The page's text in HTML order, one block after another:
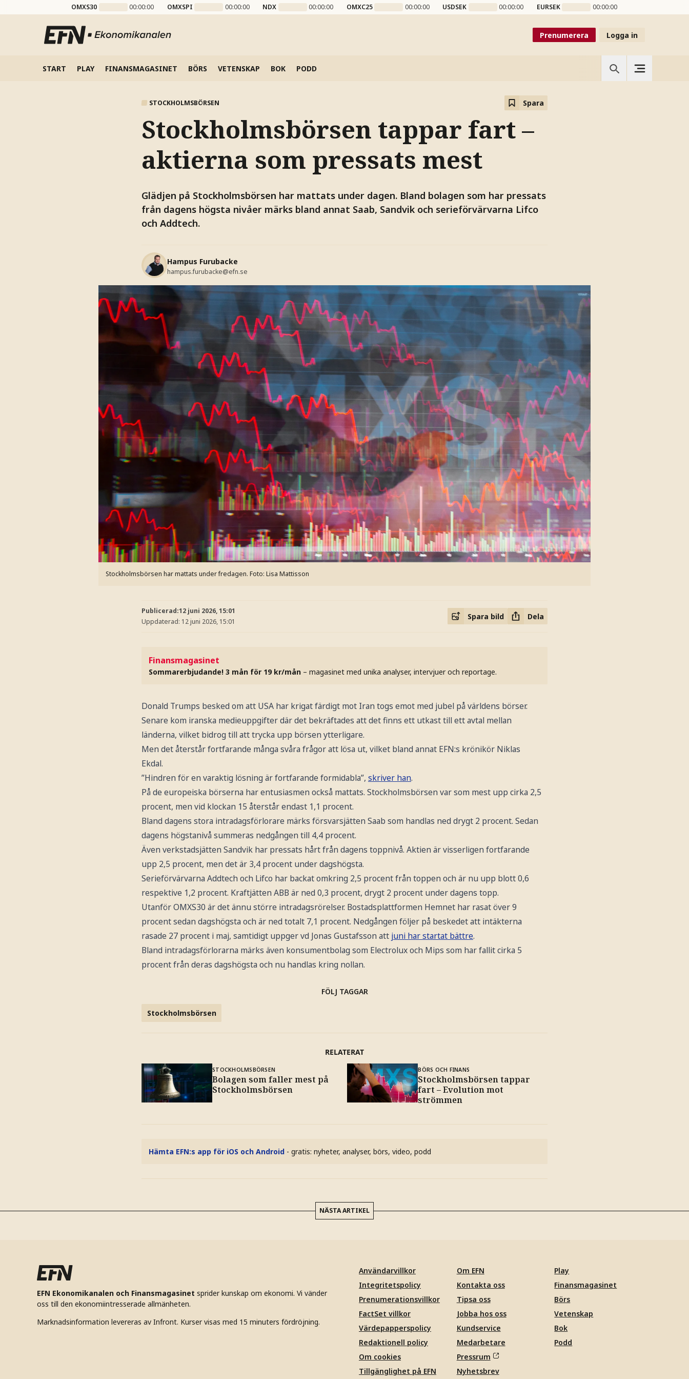
OMXS30 00:00:00 OMXSPI 00:00:00 NDX 00:00:00 OMXC25 00:00:00 USDSEK 00:00:00 EURSEK 00:00:00
Prenumerera Logga in
START PLAY FINANSMAGASINET BÖRS VETENSKAP BOK PODD
STOCKHOLMSBÖRSEN Spara
Stockholmsbörsen tappar fart –
aktierna som pressats mest
Glädjen på Stockholmsbörsen har mattats under dagen. Bland bolagen som har pressats
från dagens högsta nivåer märks bland annat Saab, Sandvik och serieförvärvarna Lifco
och Addtech.
Hampus Furubacke
hampus.furubacke@efn.se
Stockholmsbörsen har mattats under fredagen. Foto: Lisa Mattisson
Publicerad:12 juni 2026, 15:01
Uppdaterad: 12 juni 2026, 15:01
Spara bild Dela
Finansmagasinet
Sommarerbjudande! 3 mån för 19 kr/mån – magasinet med unika analyser, intervjuer och reportage.
Donald Trumps besked om att USA har krigat färdigt mot Iran togs emot med jubel på världens börser.
Senare kom iranska medieuppgifter där det bekräftades att det finns ett utkast till ett avtal mellan
länderna, vilket bidrog till att trycka upp börsen ytterligare.
Men det återstår fortfarande många svåra frågor att lösa ut, vilket bland annat EFN:s krönikör Niklas
Ekdal.
”Hindren för en varaktig lösning är fortfarande formidabla”, skriver han.
På de europeiska börserna har entusiasmen också mattats. Stockholmsbörsen var som mest upp cirka 2,5
procent, men vid klockan 15 återstår endast 1,1 procent.
Bland dagens stora intradagsförlorare märks försvarsjätten Saab som handlas ned drygt 2 procent. Sedan
dagens högstanivå summeras nedgången till 4,4 procent.
Även verkstadsjätten Sandvik har pressats hårt från dagens toppnivå. Aktien är visserligen fortfarande
upp 2,5 procent, men det är 3,4 procent under dagshögsta.
Serieförvärvarna Addtech och Lifco har backat omkring 2,5 procent från toppen och är nu upp blott 0,6
respektive 1,2 procent. Kraftjätten ABB är ned 0,3 procent, drygt 2 procent under dagens topp.
Utanför OMXS30 är det ännu större intradagsrörelser. Bostadsplattformen Hemnet har rasat över 9
procent sedan dagshögsta och är ned totalt 7,1 procent. Nedgången följer på beskedet att intäkterna
rasade 27 procent i maj, samtidigt uppger vd Jonas Gustafsson att juni har startat bättre.
Bland intradagsförlorarna märks även konsumentbolag som Electrolux och Mips som har fallit cirka 5
procent från deras dagshögsta och nu handlas kring nollan.
FÖLJ TAGGAR
Stockholmsbörsen
RELATERAT
STOCKHOLMSBÖRSEN
Bolagen som faller mest på
Stockholmsbörsen
BÖRS OCH FINANS
Stockholmsbörsen tappar
fart – Evolution mot
strömmen
Hämta EFN:s app för iOS och Android - gratis: nyheter, analyser, börs, video, podd
NÄSTA ARTIKEL
EFN Ekonomikanalen och Finansmagasinet sprider kunskap om ekonomi. Vi vänder
oss till den ekonomiintresserade allmänheten.
Marknadsinformation levereras av Infront. Kurser visas med 15 minuters fördröjning.
Användarvillkor
Integritetspolicy
Prenumerationsvillkor
FactSet villkor
Värdepapperspolicy
Redaktionell policy
Om cookies
Tillgänglighet på EFN
Om EFN
Kontakta oss
Tipsa oss
Jobba hos oss
Kundservice
Medarbetare
Pressrum
Nyhetsbrev
Play
Finansmagasinet
Börs
Vetenskap
Bok
Podd